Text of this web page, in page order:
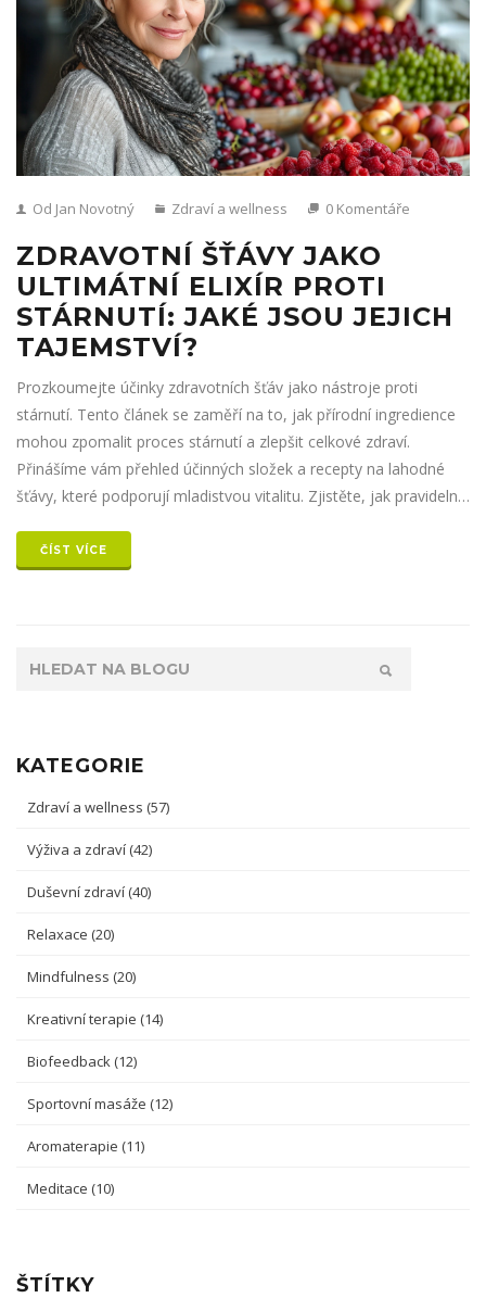
Od Jan Novotný Zdraví a wellness 0 Komentáře
ZDRAVOTNÍ ŠŤÁVY JAKO
ULTIMÁTNÍ ELIXÍR PROTI
STÁRNUTÍ: JAKÉ JSOU JEJICH
TAJEMSTVÍ?
Prozkoumejte účinky zdravotních šťáv jako nástroje proti
stárnutí. Tento článek se zaměří na to, jak přírodní ingredience
mohou zpomalit proces stárnutí a zlepšit celkové zdraví.
Přinášíme vám přehled účinných složek a recepty na lahodné
šťávy, které podporují mladistvou vitalitu. Zjistěte, jak pravidelná
celkovou obranyschopnost těla. Nabízíme také tipy, jak začlenit
tyto nápoje do vašeho každodenního jídelníčku.
ČÍST VÍCE
KATEGORIE
Zdraví a wellness (57)
Výživa a zdraví (42)
Duševní zdraví (40)
Relaxace (20)
Mindfulness (20)
Kreativní terapie (14)
Biofeedback (12)
Sportovní masáže (12)
Aromaterapie (11)
Meditace (10)
ŠTÍTKY